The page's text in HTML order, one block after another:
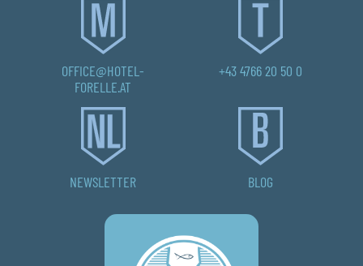
OFFICE@HOTEL-
FORELLE.AT
+43 4766 20 50 0
NEWSLETTER BLOG